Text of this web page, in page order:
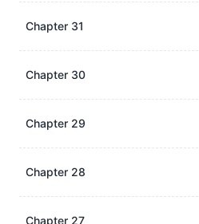
Chapter 31
Chapter 30
Chapter 29
Chapter 28
Chapter 27